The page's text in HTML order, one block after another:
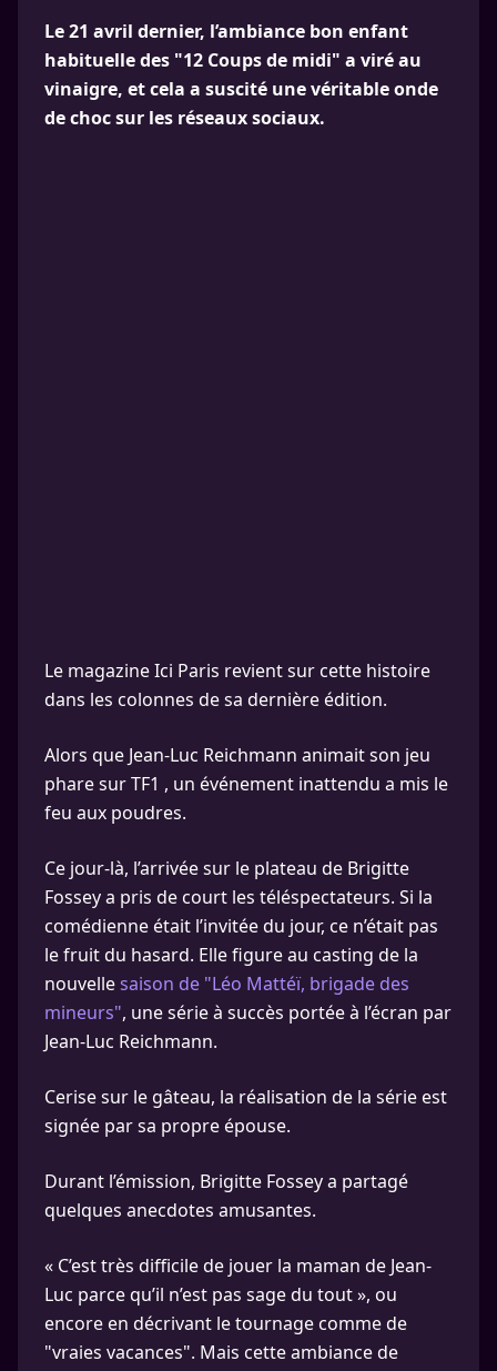
Le 21 avril dernier, l’ambiance bon enfant
habituelle des "12 Coups de midi" a viré au
vinaigre, et cela a suscité une véritable onde
de choc sur les réseaux sociaux.
Le magazine Ici Paris revient sur cette histoire
dans les colonnes de sa dernière édition.
Alors que Jean-Luc Reichmann animait son jeu
phare sur TF1 , un événement inattendu a mis le
feu aux poudres.
Ce jour-là, l’arrivée sur le plateau de Brigitte
Fossey a pris de court les téléspectateurs. Si la
comédienne était l’invitée du jour, ce n’était pas
le fruit du hasard. Elle figure au casting de la
nouvellesaison de "Léo Mattéï, brigade des
mineurs", une série à succès portée à l’écran par
Jean-Luc Reichmann.
Cerise sur le gâteau, la réalisation de la série est
signée par sa propre épouse.
Durant l’émission, Brigitte Fossey a partagé
quelques anecdotes amusantes.
« C’est très difficile de jouer la maman de Jean-
Luc parce qu’il n’est pas sage du tout », ou
encore en décrivant le tournage comme de
"vraies vacances". Mais cette ambiance de